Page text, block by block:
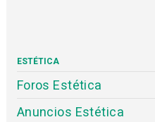
ESTÉTICA
Foros Estética
Anuncios Estética